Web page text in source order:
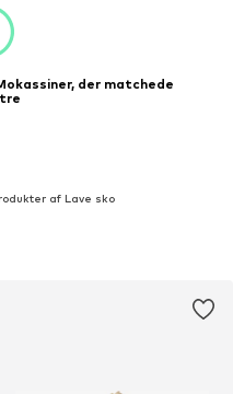
der matchede
af Lave sko